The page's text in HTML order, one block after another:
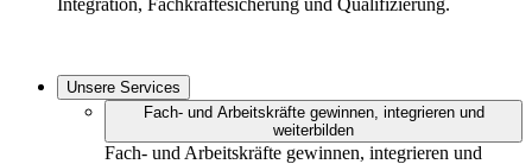
Integration, Fachkräftesicherung und Qualifizierung.
Unsere Services
Fach- und Arbeitskräfte gewinnen, integrieren und
weiterbilden
Fach- und Arbeitskräfte gewinnen, integrieren und